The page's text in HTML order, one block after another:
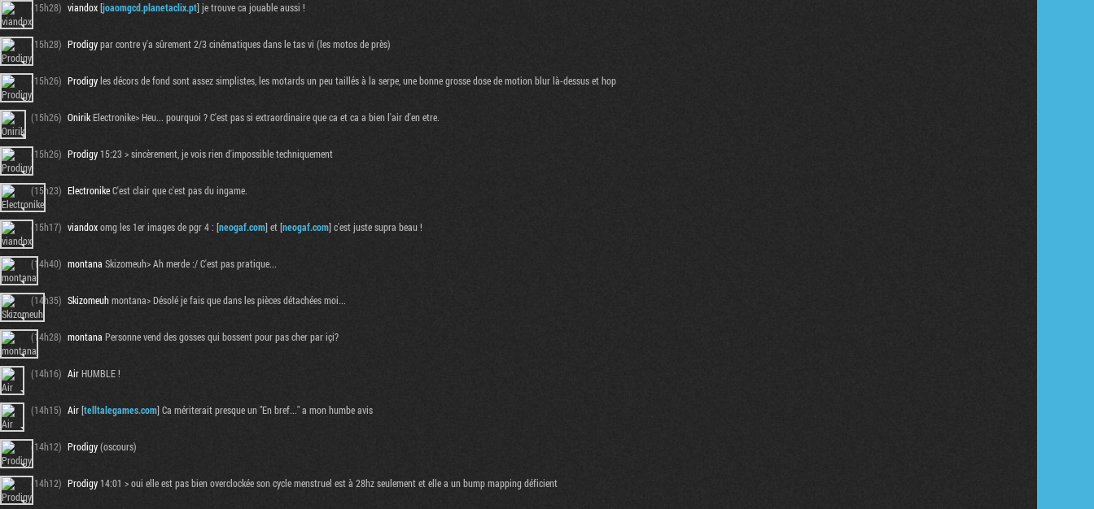
(15h28) viandox[joaomgcd.planetaclix.pt] je trouve ca jouable aussi !
(15h28) Prodigypar contre y'a sûrement 2/3 cinématiques dans le tas vi (les motos de près)
(15h26) Prodigyles décors de fond sont assez simplistes, les motards un peu taillés à la serpe, une bonne grosse dose de motion blur là-dessus et hop
(15h26) OnirikElectronike> Heu... pourquoi ? C'est pas si extraordinaire que ca et ca a bien l'air d'en etre.
(15h26) Prodigy15:23 > sincèrement, je vois rien d'impossible techniquement
(15h23) ElectronikeC'est clair que c'est pas du ingame.
(15h17) viandoxomg les 1er images de pgr 4 : [neogaf.com] et [neogaf.com] c'est juste supra beau !
(14h40) montana Skizomeuh> Ah merde :/ C'est pas pratique...
(14h35) Skizomeuhmontana> Désolé je fais que dans les pièces détachées moi...
(14h28) montana Personne vend des gosses qui bossent pour pas cher par içi?
(14h16) AirHUMBLE !
(14h15) Air[telltalegames.com] Ca mériterait presque un "En bref..." a mon humbe avis
(14h12) Prodigy(oscours)
(14h12) Prodigy 14:01 > oui elle est pas bien overclockée son cycle menstruel est à 28hz seulement et elle a un bump mapping déficient